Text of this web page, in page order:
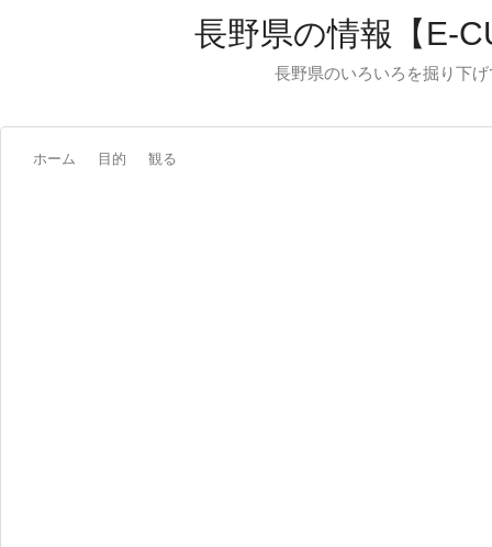
長野県の情報【E-
長野県のいろいろを掘り下
ホーム 目的 観る